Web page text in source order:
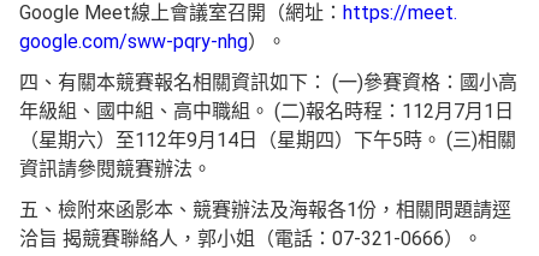
Google Meet線上會議室召開（網址： https://meet.
google.com/sww-pqry-nhg）。
四、有關本競賽報名相關資訊如下： (一)參賽資格：國小高
年級組、國中組、高中職組。 (二)報名時程：112月7月1日
（星期六）至112年9月14日（星期四）下午5時。 (三)相關
資訊請參閱競賽辦法。
五、檢附來函影本、競賽辦法及海報各1份，相關問題請逕
洽旨 揭競賽聯絡人，郭小姐（電話：07-321-0666）。